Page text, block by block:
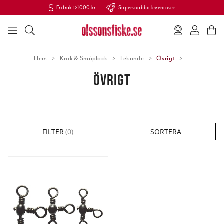
Fri frakt >1000 kr Supersnabba leveranser
Hem Krok & Småplock Lekande Övrigt
ÖVRIGT
FILTER (0) SORTERA